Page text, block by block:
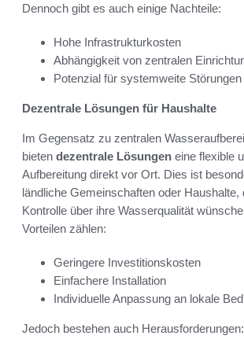
Dennoch gibt es auch einige Nachteile:
Hohe Infrastrukturkosten
Abhängigkeit von zentralen
Potenzial für systemweite Störungen
Dezentrale Lösungen für Haushalte
Im Gegensatz zu zentralen
bieten dezentrale Lösungen eine flexible
Aufbereitung direkt vor Ort. Dies ist
ländliche Gemeinschaften oder Haushalte,
Kontrolle über ihre Wasserqualität
Vorteilen zählen:
Geringere Investitionskosten
Einfachere Installation
Individuelle Anpassung an lokale
Jedoch bestehen auch Herausforderungen: